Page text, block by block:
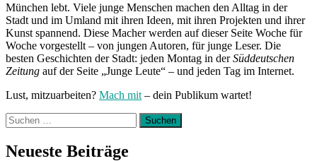
München lebt. Viele junge Menschen machen den Alltag in der
Stadt und im Umland mit ihren Ideen, mit ihren Projekten und ihrer
Kunst spannend. Diese Macher werden auf dieser Seite Woche für
Woche vorgestellt – von jungen Autoren, für junge Leser. Die
besten Geschichten der Stadt: jeden Montag in derSüddeutschen
Zeitung auf der Seite „Junge Leute“ – und jeden Tag im Internet.
Lust, mitzuarbeiten? Mach mit – dein Publikum wartet!
Suchen
nach:
Neueste Beiträge